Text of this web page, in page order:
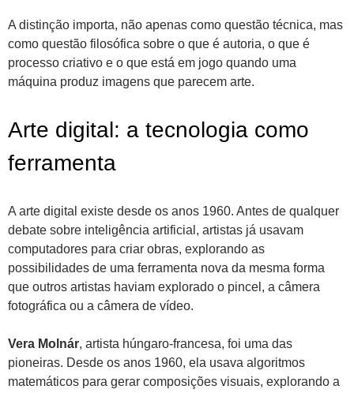
A distinção importa, não apenas como questão técnica, mas
como questão filosófica sobre o que é autoria, o que é
processo criativo e o que está em jogo quando uma
máquina produz imagens que parecem arte.
Arte digital: a tecnologia como
ferramenta
A arte digital existe desde os anos 1960. Antes de qualquer
debate sobre inteligência artificial, artistas já usavam
computadores para criar obras, explorando as
possibilidades de uma ferramenta nova da mesma forma
que outros artistas haviam explorado o pincel, a câmera
fotográfica ou a câmera de vídeo.
Vera Molnár, artista húngaro-francesa, foi uma das
pioneiras. Desde os anos 1960, ela usava algoritmos
matemáticos para gerar composições visuais, explorando a